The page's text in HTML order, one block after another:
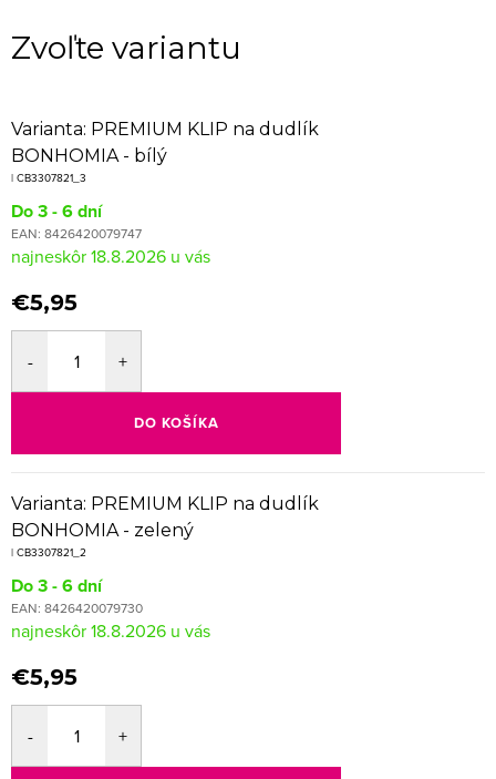
Varianta: PREMIUM KLIP na dudlík
BONHOMIA - bílý
| CB3307821_3
Do 3 - 6 dní
EAN: 8426420079747
18.8.2026
€5,95
DO KOŠÍKA
Varianta: PREMIUM KLIP na dudlík
BONHOMIA - zelený
| CB3307821_2
Do 3 - 6 dní
EAN: 8426420079730
18.8.2026
€5,95